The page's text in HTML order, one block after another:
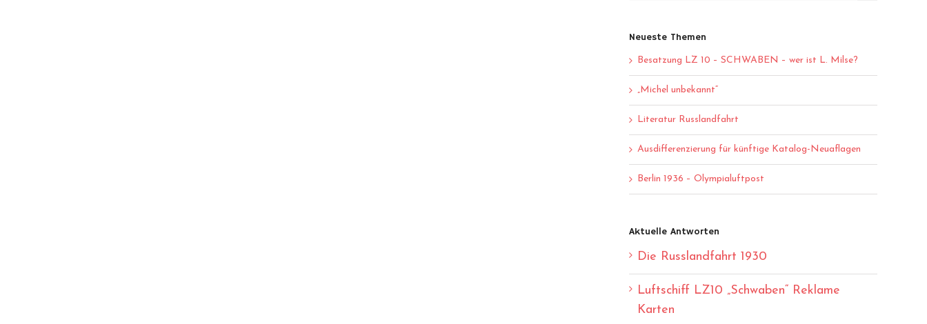
Neueste Themen
Besatzung LZ 10 – SCHWABEN – wer ist L. Milse?
„Michel unbekannt“
Literatur Russlandfahrt
Ausdifferenzierung für künftige Katalog-Neuaflagen
Berlin 1936 – Olympialuftpost
Aktuelle Antworten
Die Russlandfahrt 1930
Luftschiff LZ10 „Schwaben“ Reklame
Karten